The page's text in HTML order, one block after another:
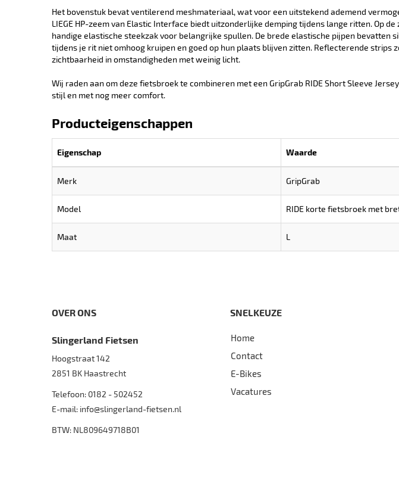
Het bovenstuk bevat ventilerend meshmateriaal, wat voor een uitstekend ademend
LIEGE HP-zeem van Elastic Interface biedt uitzonderlijke demping tijdens lange ritten. Op
handige elastische steekzak voor belangrijke spullen. De brede elastische pijpen bevatten
tijdens je rit niet omhoog kruipen en goed op hun plaats blijven zitten. Reflecterende strips
zichtbaarheid in omstandigheden met weinig licht.
Wij raden aan om deze fietsbroek te combineren met een GripGrab RIDE Short Sleeve
stijl en met nog meer comfort.
Producteigenschappen
Eigenschap Waarde
Merk GripGrab
Model RIDE korte fietsbroek met
Maat L
OVER ONS
Slingerland Fietsen
Hoogstraat 142
2851 BK Haastrecht
Telefoon: 0182 - 502452
E-mail: info@slingerland-fietsen.nl
BTW: NL809649718B01
SNELKEUZE
Home
Contact
E-Bikes
Vacatures